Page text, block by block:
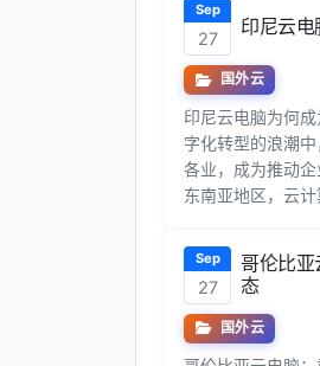
Sep
27
印尼云电
国外云
印尼云电脑为何
字化转型的浪潮
各业，成为推动
东南亚地区，云
Sep
27
哥伦比亚
态
国外云